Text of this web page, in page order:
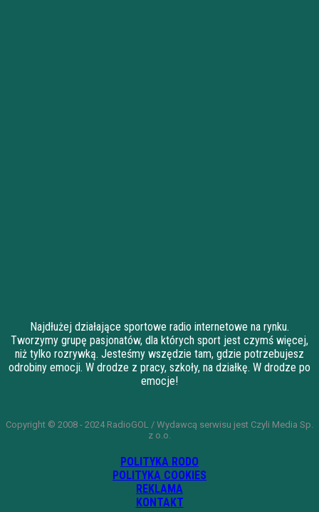
Najdłużej działające sportowe radio internetowe na rynku.
Tworzymy grupę pasjonatów, dla których sport jest czymś więcej,
niż tylko rozrywką. Jesteśmy wszędzie tam, gdzie potrzebujesz
odrobiny emocji. W drodze z pracy, szkoły, na działkę. W drodze po
emocje!
Copyright © 2008 - 2024 RadioGOL / Wydawcą serwisu jest Czyli Media Sp.
z o.o.
POLITYKA RODO
POLITYKA COOKIES
REKLAMA
KONTAKT